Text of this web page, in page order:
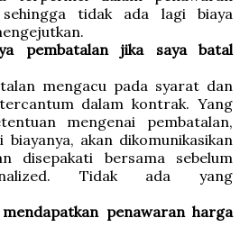
tidak ada lagi biaya
pembatalan jika saya batal
mengacu pada syarat dan
dalam kontrak. Yang
mengenai pembatalan,
akan dikomunikasikan
disepakati bersama sebelum
Tidak ada yang
penawaran harga